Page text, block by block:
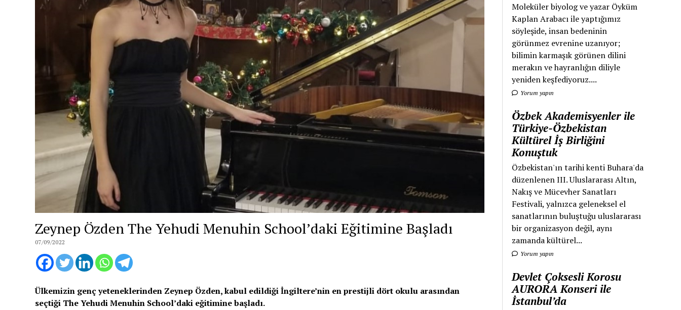
Zeynep Özden The Yehudi Menuhin School’daki Eğitimine Başladı
07/09/2022
Ülkemizin genç yeteneklerinden Zeynep Özden, kabul edildiği İngiltere’nin en prestijli dört okulu arasından
seçtiği The Yehudi Menuhin School’daki eğitimine başladı.
Moleküler biyolog ve yazar Öyküm
Kaplan Arabacı ile yaptığımız
söyleşide, insan bedeninin
görünmez evrenine uzanıyor;
bilimin karmaşık görünen dilini
merakın ve hayranlığın diliyle
yeniden keşfediyoruz....
Yorum yapın
Özbek Akademisyenler ile
Türkiye-Özbekistan
Kültürel İş Birliğini
Konuştuk
Özbekistan'ın tarihi kenti Buhara'da
düzenlenen III. Uluslararası Altın,
Nakış ve Mücevher Sanatları
Festivali, yalnızca geleneksel el
sanatlarının buluştuğu uluslararası
bir organizasyon değil, aynı
zamanda kültürel...
Yorum yapın
Devlet Çoksesli Korosu
AURORA Konseri ile
İstanbul’da